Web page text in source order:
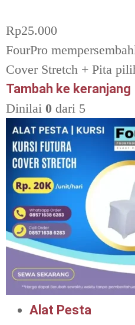
Rp25.000
FourPro
Cover Stretch + Pita
Tambah ke keranjang
Dinilai 0 dari 5
Alat Pesta